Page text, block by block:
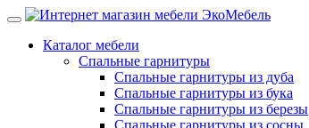
Каталог мебели
Спальные гарнитуры
Спальные гарнитуры из дуба
Спальные гарнитуры из бука
Спальные гарнитуры из березы
Спальные гарнитуры из сосны